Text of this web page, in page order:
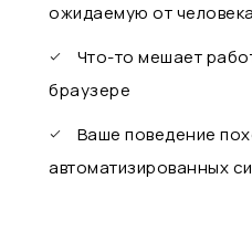
ожидаемую от человека
Что-то мешает
браузере
Ваше поведение
автоматизированных